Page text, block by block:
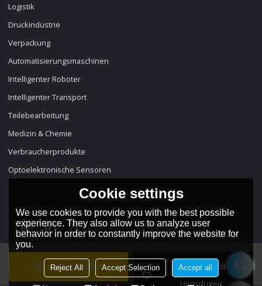
Kontakt Sofort
Zur Wunschliste
Logistik
Druckindustrie
Verpackung
Automatisierungsmaschinen
Intelligenter Roboter
Intelligenter Transport
Teilebearbeitung
Medizin & Chemie
Verbraucherprodukte
Optoelektronische Sensoren
Sprache: Deutsch
Cookie settings
We use cookies to provide you with the best possible
experience. They also allow us to analyze user
behavior in order to constantly improve the website for
you.
Reject All Accept Selection Accept all